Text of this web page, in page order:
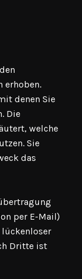
erhoben.
denen Sie
Die
welche
Sie
das
per E-Mail)
lückenloser
Dritte ist